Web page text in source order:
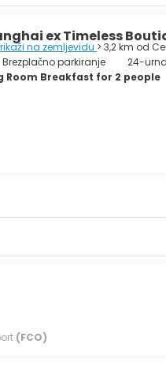
ex Timeless
na zemljevidu > 3,2 km od
Brezplačno parkiranje
24-
Room Breakfast for 2 people
(FCO)